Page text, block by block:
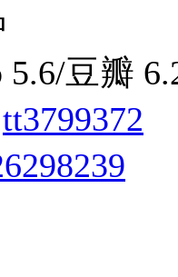
豆瓣
tt3799372